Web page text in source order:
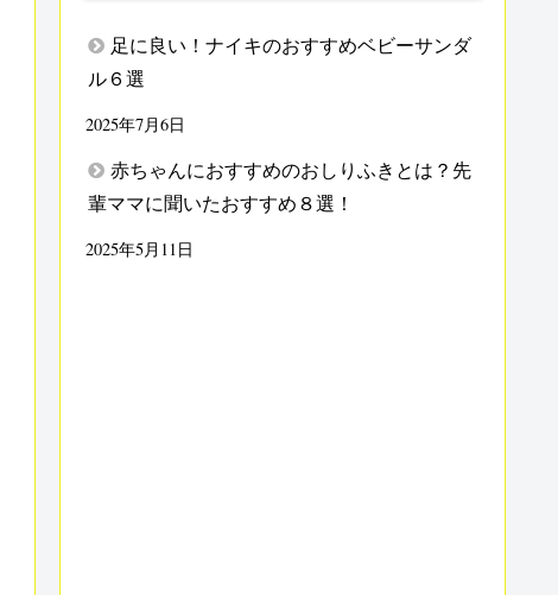
足に良い！ナイキのおすすめベビーサンダ
ル６選
2025年7月6日
赤ちゃんにおすすめのおしりふきとは？先
輩ママに聞いたおすすめ８選！
2025年5月11日